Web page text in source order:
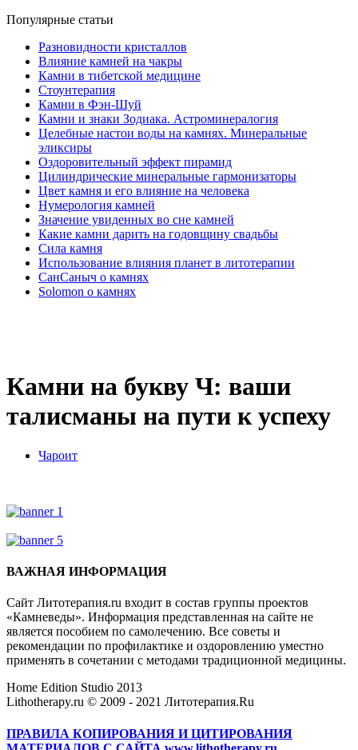
Популярные статьи
Разновидности кристаллов
Влияние камней на чакры
Камни в тибетской медицине
Стоунтерапия
Камни в Фэн-Шуй
Камни и знаки Зодиака. Астроминералогия
Целебные настои воды на камнях. Минеральные
эликсиры
Оздоровительный эффект пирамид
Цилиндрические минеральные гармонизаторы
Цвет камня и его влияние на человека
Нумерология камней
Значение увиденных во сне камней
Какие камни дарить на годовщину свадьбы
Cила камня
Использование влияния планет в литотерапии
СанСаныч о камнях
Solomon о камнях
Камни на букву Ч: ваши
талисманы на пути к успеху
Чароит
ВАЖНАЯ ИНФОРМАЦИЯ
Сайт Литотерапия.ru входит в состав группы проектов
«Камневеды». Информация представленная на сайте не
является пособием по самолечению. Все советы и
рекомендации по профилактике и оздоровлению уместно
применять в сочетании с методами традиционной медицины.
Home Edition Studio 2013
Lithotherapy.ru © 2009 - 2021 Литотерапия.Ru
ПРАВИЛА КОПИРОВАНИЯ И ЦИТИРОВАНИЯ